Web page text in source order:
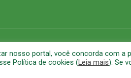
nosso portal, você concorda com a
Política de cookies (Leia mais). Se